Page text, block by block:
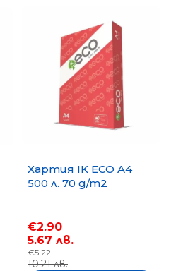
Хартия IK ECO A4
500 л. 70 g/m2
€2.90
5.67 лв.
€5.22
10.21 лв.